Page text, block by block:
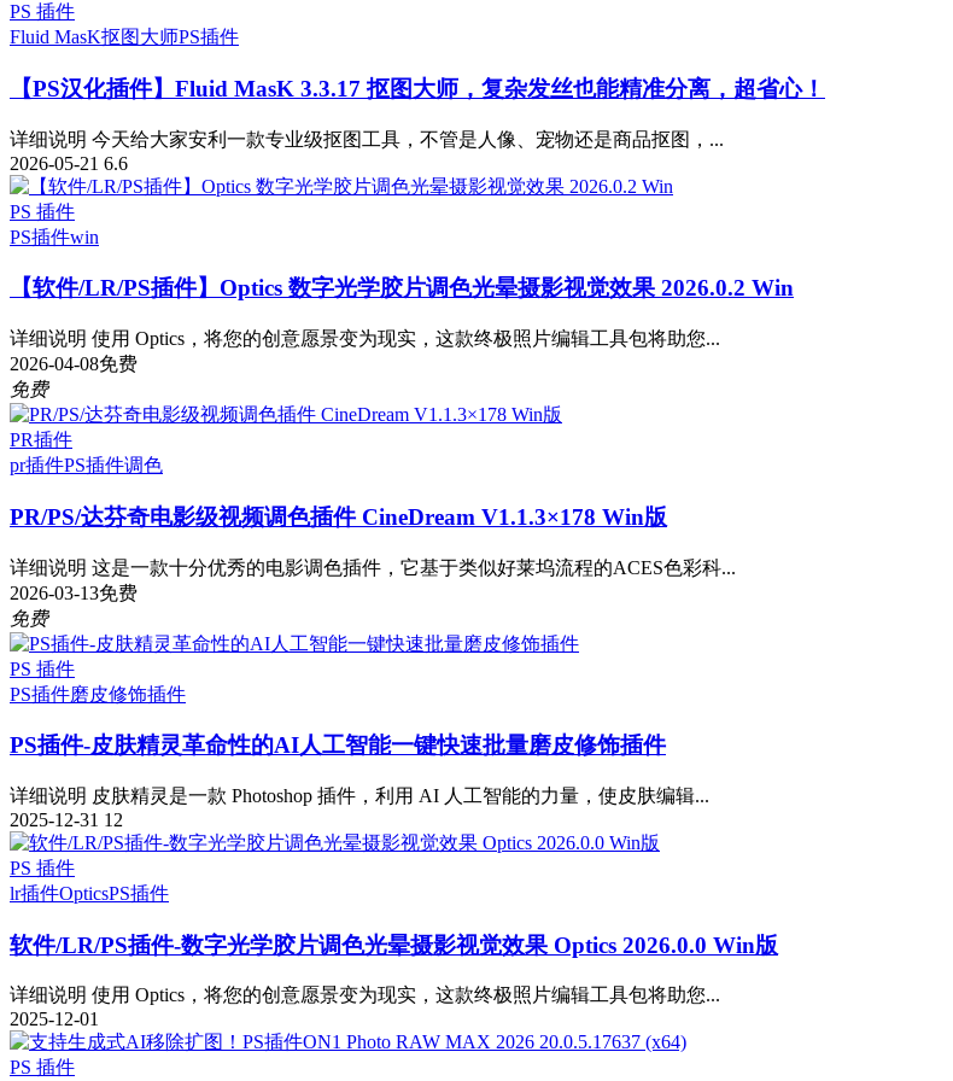
PS 插件
Fluid MasK抠图大师PS插件
【PS汉化插件】Fluid MasK 3.3.17 抠图大师，复杂发丝也能精准分离，超省心！
详细说明 今天给大家安利一款专业级抠图工具，不管是人像、宠物还是商品抠图，...
2026-05-21 6.6
PS 插件
PS插件win
【软件/LR/PS插件】Optics 数字光学胶片调色光晕摄影视觉效果 2026.0.2 Win
详细说明 使用 Optics，将您的创意愿景变为现实，这款终极照片编辑工具包将助您...
2026-04-08免费
免费
PR插件
pr插件PS插件调色
PR/PS/达芬奇电影级视频调色插件 CineDream V1.1.3×178 Win版
详细说明 这是一款十分优秀的电影调色插件，它基于类似好莱坞流程的ACES色彩科...
2026-03-13免费
免费
PS 插件
PS插件磨皮修饰插件
PS插件-皮肤精灵革命性的AI人工智能一键快速批量磨皮修饰插件
详细说明 皮肤精灵是一款 Photoshop 插件，利用 AI 人工智能的力量，使皮肤编辑...
2025-12-31 12
PS 插件
lr插件OpticsPS插件
软件/LR/PS插件-数字光学胶片调色光晕摄影视觉效果 Optics 2026.0.0 Win版
详细说明 使用 Optics，将您的创意愿景变为现实，这款终极照片编辑工具包将助您...
2025-12-01
PS 插件